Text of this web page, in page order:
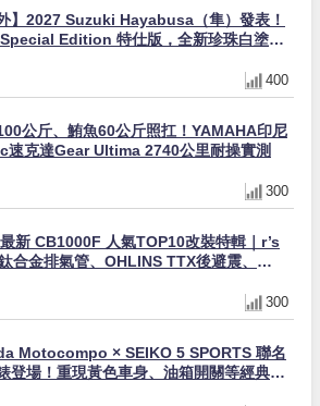
外】2027 Suzuki Hayabusa（隼）發表！
Edition 特仕版，全新珍珠白塗裝
400
公斤、鮪魚60公斤照扛！YAMAHA印尼
速克達Gear Ultima 2740公里耐操實測
300
新 CB1000F 人氣TOP10改裝特輯｜r’s
合金排氣管、OHLINS TTX後避震、
300
Motocompo × SEIKO 5 SPORTS 聯名
登場！重現黃色車身、油箱開關等經典設